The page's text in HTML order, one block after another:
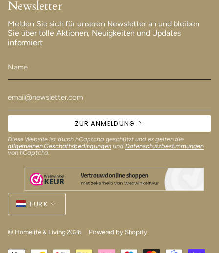
Newsletter
Melden Sie sich für unseren Newsletter an und bleiben
Sie über tolle Aktionen, Neuigkeiten und Updates
informiert
ZUR ANMELDUNG
Diese Website ist durch hCaptcha geschützt und es gelten die
allgemeinen Geschäftsbedingungen und Datenschutzbestimmungen
von hCaptcha.
Währung
EUR €
© Homelife & Living 2026 Powered by Shopify